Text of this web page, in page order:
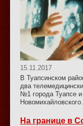
15.11.2017
В Туапсинском
два
№1 города Туапсе
Новомихайловского.
На границе в